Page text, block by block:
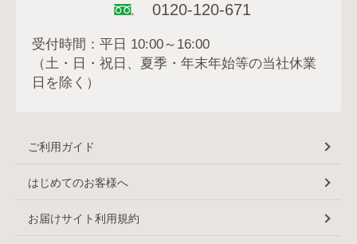
0120-120-671
受付時間：平日 10:00～16:00
（土・日・祝日、夏季・年末年始等の当社休業
日を除く）
ご利用ガイド
はじめてのお客様へ
お届けサイト利用規約